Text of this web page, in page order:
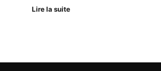
Lire la suite